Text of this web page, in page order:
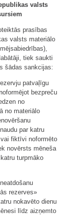
valsts
prasības
valsts materiālo
tiek saukti
šādas sankcijas:
patvaļīgu
bezpreču
no
no materiālo
par katru
fiktīvi noformēto
novērsts mēneša
turpmāko
rezerves»
nokavēto dienu
līdz aizņemto